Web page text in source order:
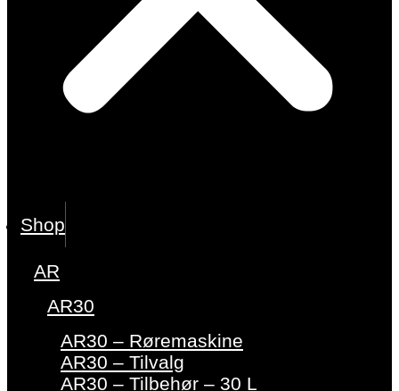
Shop
AR
AR30
AR30 – Røremaskine
AR30 – Tilvalg
AR30 – Tilbehør – 30 L